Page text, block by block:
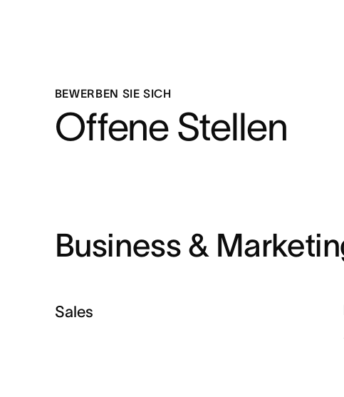
BEWERBEN SIE SICH
Offene Stellen
Business &
Sales